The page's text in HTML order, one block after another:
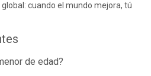
cuando el mundo mejora, tú
de edad?